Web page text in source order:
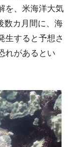
を、米海洋大気
数カ月間に、海
生すると予想さ
れがあるとい